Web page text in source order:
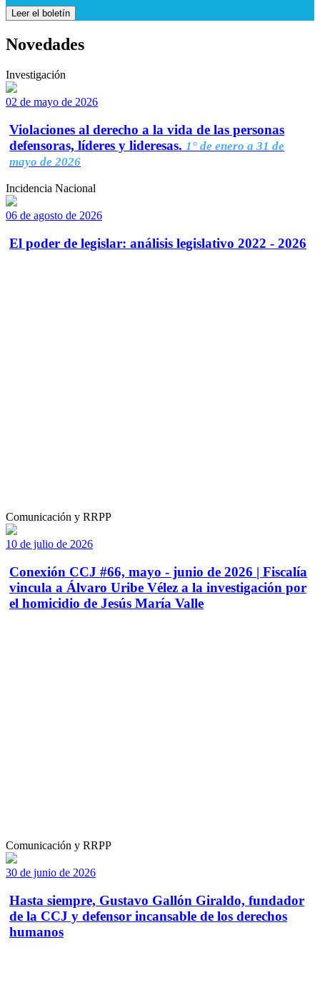
Leer el boletín
Novedades
Investigación
02 de mayo de 2026
Violaciones al derecho a la vida de las personas
defensoras, líderes y lideresas. 1° de enero a 31 de
mayo de 2026
Incidencia Nacional
06 de agosto de 2026
El poder de legislar: análisis legislativo 2022 - 2026
Comunicación y RRPP
10 de julio de 2026
Conexión CCJ #66, mayo - junio de 2026 | Fiscalía
vincula a Álvaro Uribe Vélez a la investigación por
el homicidio de Jesús María Valle
Comunicación y RRPP
30 de junio de 2026
Hasta siempre, Gustavo Gallón Giraldo, fundador
de la CCJ y defensor incansable de los derechos
humanos